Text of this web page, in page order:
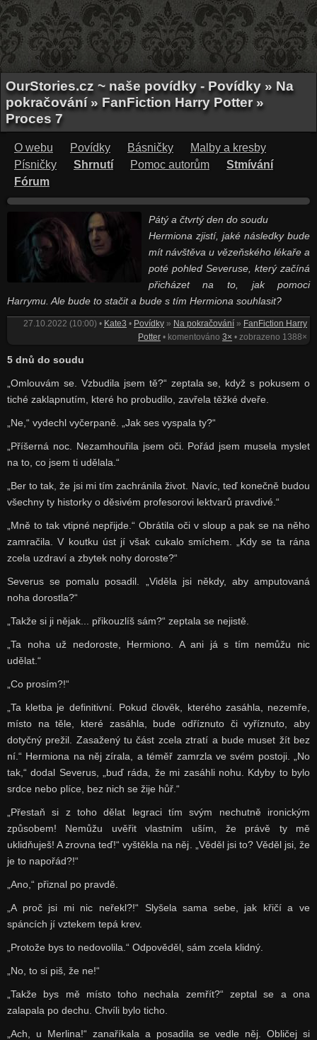
OurStories.cz ~ naše povídky - Povídky » Na
pokračování » FanFiction Harry Potter »
Proces 7
O webu Povídky Básničky
Malby a kresby
Písničky
Shrnutí Pomoc autorům
Stmívání
Fórum
Pátý a čtvrtý den do soudu
Hermiona zjistí, jaké následky bude
mít návštěva u vězeňského lékaře a
poté pohled Severuse, který začíná
přicházet na to, jak pomoci
Harrymu. Ale bude to stačit a bude s tím Hermiona souhlasit?
27.10.2022 (10:00) • Kate3 • Povídky » Na pokračování » FanFiction Harry
Potter • komentováno3× • zobrazeno 1388×
5 dnů do soudu
„Omlouvám se. Vzbudila jsem tě?“ zeptala se, když s pokusem o
tiché zaklapnutím, které ho probudilo, zavřela těžké dveře.
„Ne,“ vydechl vyčerpaně. „Jak ses vyspala ty?“
„Příšerná noc. Nezamhouřila jsem oči. Pořád jsem musela myslet
na to, co jsem ti udělala.“
„Ber to tak, že jsi mi tím zachránila život. Navíc, teď konečně budou
všechny ty historky o děsivém profesorovi lektvarů pravdivé.“
„Mně to tak vtipné nepřijde.“ Obrátila oči v sloup a pak se na něho
zamračila. V koutku úst jí však cukalo smíchem. „Kdy se ta rána
zcela uzdraví a zbytek nohy doroste?“
Severus se pomalu posadil. „Viděla jsi někdy, aby amputovaná
noha dorostla?“
„Takže si ji nějak... přikouzlíš sám?“ zeptala se nejistě.
„Ta noha už nedoroste, Hermiono. A ani já s tím nemůžu nic
udělat.“
„Co prosím?!“
„Ta kletba je definitivní. Pokud člověk, kterého zasáhla, nezemře,
místo na těle, které zasáhla, bude odříznuto či vyříznuto, aby
dotyčný prežil. Zasažený tu část zcela ztratí a bude muset žít bez
ní.“ Hermiona na něj zírala, a téměř zamrzla ve svém postoji. „No
tak,“ dodal Severus, „buď ráda, že mi zasáhli nohu. Kdyby to bylo
srdce nebo plíce, bez nich se žije hůř.“
„Přestaň si z toho dělat legraci tím svým nechutně ironickým
způsobem! Nemůžu uvěřit vlastním uším, že právě ty mě
uklidňuješ! A zrovna teď!“ vyštěkla na něj. „Věděl jsi to? Věděl jsi, že
je to napořád?!“
„Ano,“ přiznal po pravdě.
„A proč jsi mi nic neřekl?!“ Slyšela sama sebe, jak křičí a ve
spáncích jí vztekem tepá krev.
„Protože bys to nedovolila.“ Odpověděl, sám zcela klidný.
„No, to si piš, že ne!“
„Takže bys mě místo toho nechala zemřít?“ zeptal se a ona
zalapala po dechu. Chvíli bylo ticho.
„Ach, u Merlina!“ zanaříkala a posadila se vedle něj. Obličej si